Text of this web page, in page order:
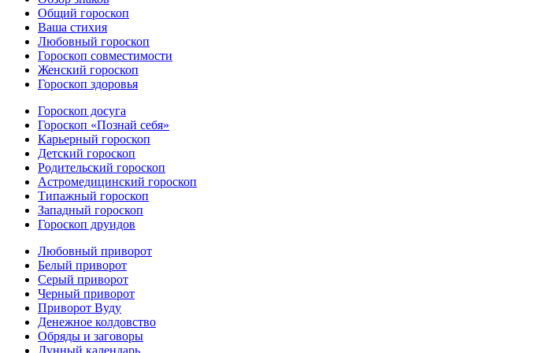
Общий гороскоп
Ваша стихия
Любовный гороскоп
Гороскоп совместимости
Женский гороскоп
Гороскоп здоровья
Гороскоп досуга
Гороскоп «Познай себя»
Карьерный гороскоп
Детский гороскоп
Родительский гороскоп
Астромедицинский гороскоп
Типажный гороскоп
Западный гороскоп
Гороскоп друидов
Любовный приворот
Белый приворот
Серый приворот
Черный приворот
Приворот Вуду
Денежное колдовство
Обряды и заговоры
Лунный календарь